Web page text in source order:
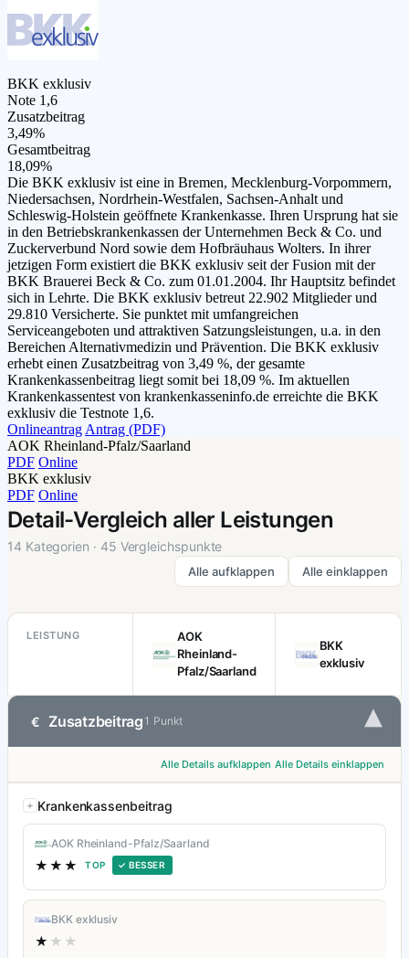
BKK exklusiv
Note 1,6
Zusatzbeitrag
3,49%
Gesamtbeitrag
18,09%
Die BKK exklusiv ist eine in Bremen, Mecklenburg-Vorpommern,
Niedersachsen, Nordrhein-Westfalen, Sachsen-Anhalt und
Schleswig-Holstein geöffnete Krankenkasse. Ihren Ursprung hat sie
in den Betriebskrankenkassen der Unternehmen Beck & Co. und
Zuckerverbund Nord sowie dem Hofbräuhaus Wolters. In ihrer
jetzigen Form existiert die BKK exklusiv seit der Fusion mit der
BKK Brauerei Beck & Co. zum 01.01.2004. Ihr Hauptsitz befindet
sich in Lehrte. Die BKK exklusiv betreut 22.902 Mitglieder und
29.810 Versicherte. Sie punktet mit umfangreichen
Serviceangeboten und attraktiven Satzungsleistungen, u.a. in den
Bereichen Alternativmedizin und Prävention. Die BKK exklusiv
erhebt einen Zusatzbeitrag von 3,49 %, der gesamte
Krankenkassenbeitrag liegt somit bei 18,09 %. Im aktuellen
Krankenkassentest von krankenkasseninfo.de erreichte die BKK
exklusiv die Testnote 1,6.
Onlineantrag Antrag (PDF)
AOK Rheinland-Pfalz/Saarland
PDF Online
BKK exklusiv
PDF Online
Detail-Vergleich aller Leistungen
14 Kategorien · 45 Vergleichspunkte
Alle aufklappen Alle einklappen
LEISTUNG
AOK
Rheinland-
Pfalz/Saarland
BKK
exklusiv
€ Zusatzbeitrag 1 Punkt ▾
Alle Details aufklappen Alle Details einklappen
Krankenkassenbeitrag
AOK Rheinland-Pfalz/Saarland
★★★ TOP ✓ BESSER
BKK exklusiv
★ ★★